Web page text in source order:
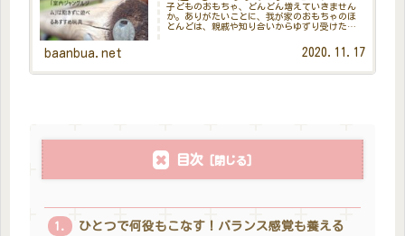
子どものおもちゃ、どんどん増えていきません
か。ありがたいことに、我が家のおもちゃのほ
とんどは、親戚や知り合いからゆずり受けたも
日には、子どものリクエストでおもちゃを買っ
てきました。自分で買ったものも...
baanbua.net 2020.11.17
目次
ひとつで何役もこなす！バランス感覚も養える